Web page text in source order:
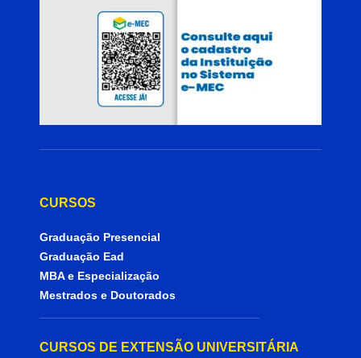
CURSOS
Graduação Presencial
Graduação Ead
MBA e Especialização
Mestrados e Doutorados
CURSOS DE EXTENSÃO UNIVERSITÁRIA